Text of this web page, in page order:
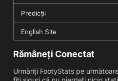
Predicții
English Site
Rămâneți Conectat
Urmăriți FootyStats pe